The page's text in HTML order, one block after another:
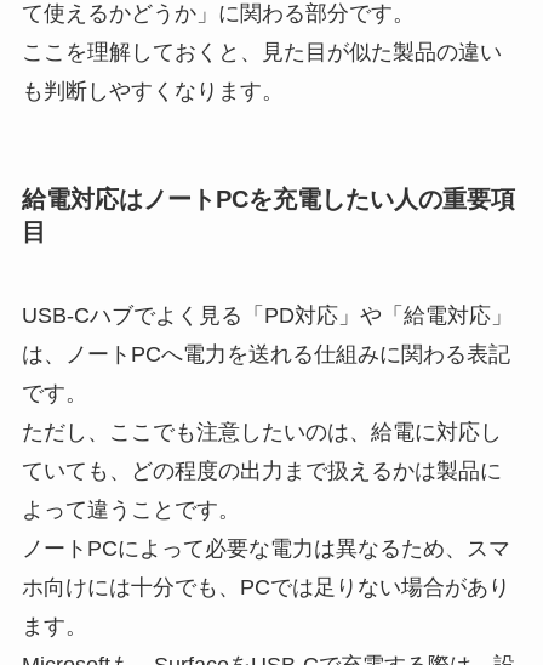
て使えるかどうか」に関わる部分です。
ここを理解しておくと、見た目が似た製品の違い
も判断しやすくなります。
給電対応はノートPCを充電したい人の重要項
目
USB-Cハブでよく見る「PD対応」や「給電対応」
は、ノートPCへ電力を送れる仕組みに関わる表記
です。
ただし、ここでも注意したいのは、給電に対応し
ていても、どの程度の出力まで扱えるかは製品に
よって違うことです。
ノートPCによって必要な電力は異なるため、スマ
ホ向けには十分でも、PCでは足りない場合があり
ます。